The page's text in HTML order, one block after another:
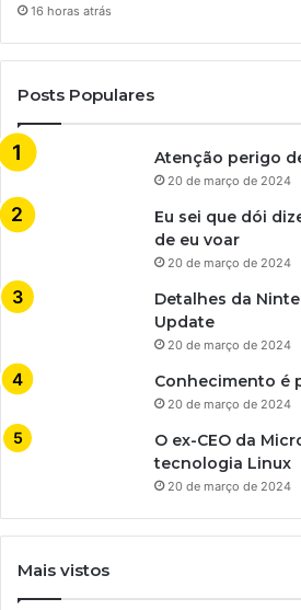
16 horas atrás
Posts Populares
Atenção perigo
20 de março de 2024
Eu sei que dói
de eu voar
20 de março de 2024
Detalhes da
Update
20 de março de 2024
Conhecimento é
20 de março de 2024
O ex-CEO da
tecnologia Linux
20 de março de 2024
Mais vistos